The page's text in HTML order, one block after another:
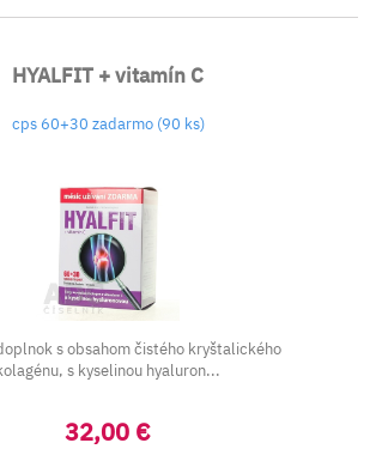
HYALFIT + vitamín C
cps 60+30 zadarmo (90 ks)
s obsahom čistého kryštalického
s kyselinou hyaluron...
32,00 €